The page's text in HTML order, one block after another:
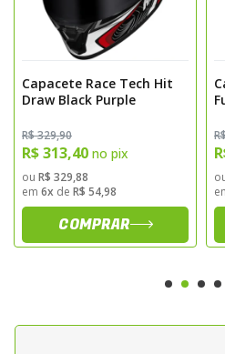
Atende aos padroes de
para capacetes
assegurando nivel
Equipado com fecho
engate rapido, permite
fixacao segura durante
Design e
O grafismo Spark nas
confere visual discreto e
resistente e duravel,
aparencia do capacete.
Capacete Race Tech Hit
Draw Black Purple
R$ 329,90
R$ 313,40 no pix
ou R$ 329,88
em 6x de R$ 54,98
COMPRAR